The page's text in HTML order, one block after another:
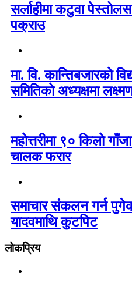
सर्लाहीमा कटुवा
पक्राउ
मा. वि. कान्तिबजारको
समितिको अध्यक्षमा
महोत्तरीमा ९० किलो
चालक फरार
समाचार संकलन गर्न
यादवमाथि कुटपिट
लोकप्रिय